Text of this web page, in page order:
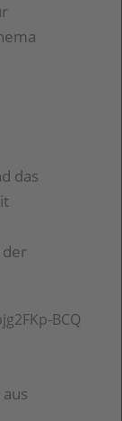
das
der
BCQ